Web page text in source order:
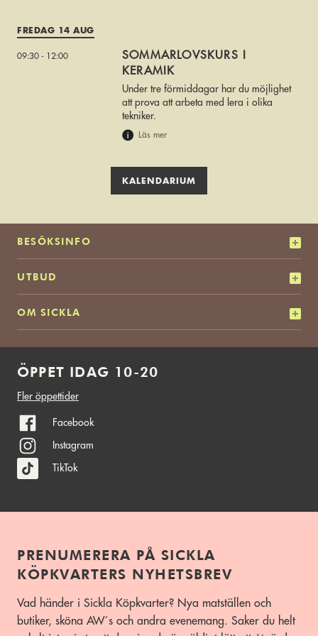
FREDAG 14 AUG
09:30 - 12:00
SOMMARLOVSKURS I
KERAMIK
Under tre förmiddagar har du möjlighet
att prova att arbeta med lera i olika
tekniker.
Läs mer
KALENDARIUM
BESÖKSINFO
UTBUD
OM SICKLA
ÖPPET IDAG 10-20
Fler öppettider
Facebook
Instagram
TikTok
PRENUMERERA PÅ SICKLA
KÖPKVARTERS NYHETSBREV
Vad händer i Sickla Köpkvarter? Nya matställen och
butiker, sköna AW´s och andra evenemang. Saker du helt